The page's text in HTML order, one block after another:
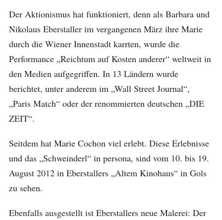
Der Aktionismus hat funktioniert, denn als Barbara und
Nikolaus Eberstaller im vergangenen März ihre Marie
durch die Wiener Innenstadt karrten, wurde die
Performance „Reichtum auf Kosten anderer“ weltweit in
den Medien aufgegriffen. In 13 Ländern wurde
berichtet, unter anderem im „Wall Street Journal“,
„Paris Match“ oder der renommierten deutschen „DIE
ZEIT“.
Seitdem hat Marie Cochon viel erlebt. Diese Erlebnisse
und das „Schweinderl“ in persona, sind vom 10. bis 19.
August 2012 in Eberstallers „Altem Kinohaus“ in Gols
zu sehen.
Ebenfalls ausgestellt ist Eberstallers neue Malerei: Der